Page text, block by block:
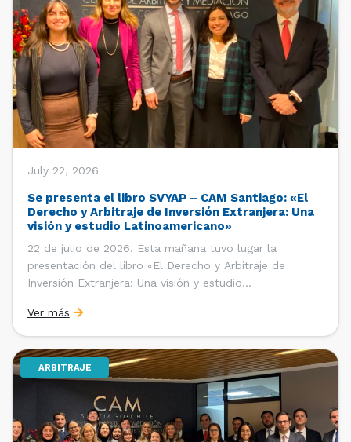
July 22, 2026
Se presenta el libro SVYAP – CAM Santiago: «El
Derecho y Arbitraje de Inversión Extranjera: Una
visión y estudio Latinoamericano»
22 de julio de 2026. Esta mañana tuvo lugar la
presentación del libro «El Derecho y Arbitraje de
Inversión Extranjera: Una visión y estudio
«Santiago Very Young Arbitration Practitioners»
(SVYAP), iniciativa que reúne a jóvenes profesionales
interesados en el arbitraje doméstico e internacional,
[…]
Ver más
ARBITRAJE